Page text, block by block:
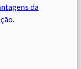
da
.